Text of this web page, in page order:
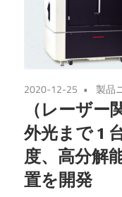
2020-12-25 製品
（レーザ
外光まで 1
度、高分解
置を開発